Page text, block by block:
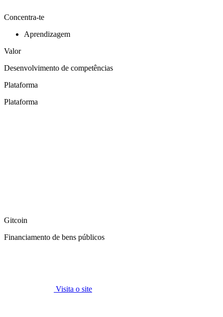
Concentra-te
Aprendizagem
Valor
Desenvolvimento de competências
Plataforma
Plataforma
Gitcoin
Financiamento de bens públicos
Visita o site